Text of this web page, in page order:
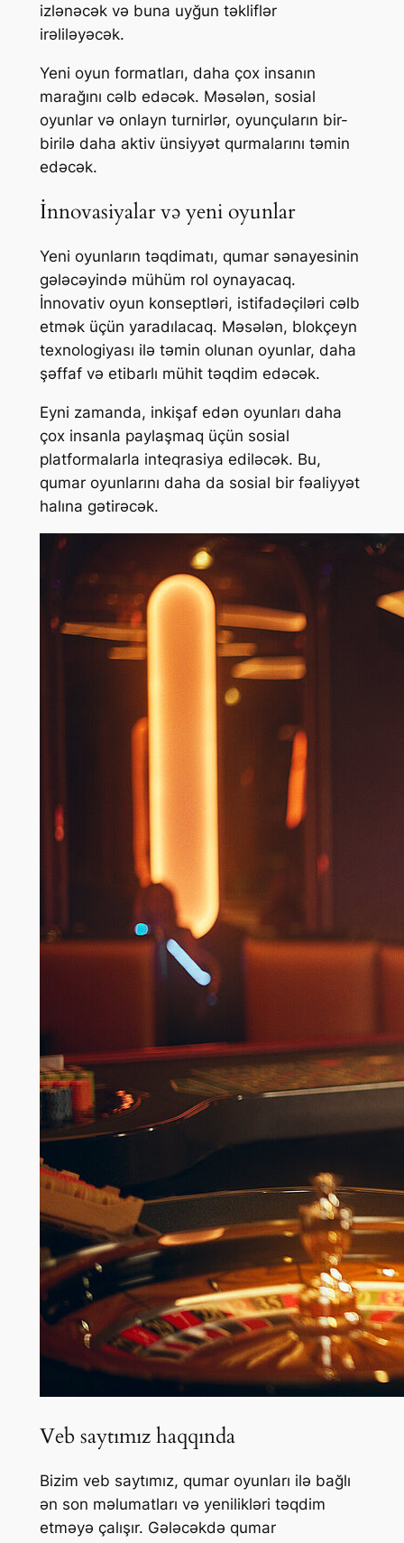
izlənəcək və buna uyğun təkliflər
irəliləyəcək.
Yeni oyun formatları, daha çox insanın
marağını cəlb edəcək. Məsələn, sosial
oyunlar və onlayn turnirlər, oyunçuların bir-
birilə daha aktiv ünsiyyət qurmalarını təmin
edəcək.
İnnovasiyalar və yeni oyunlar
Yeni oyunların təqdimatı, qumar sənayesinin
gələcəyində mühüm rol oynayacaq.
İnnovativ oyun konseptləri, istifadəçiləri cəlb
etmək üçün yaradılacaq. Məsələn, blokçeyn
texnologiyası ilə təmin olunan oyunlar, daha
şəffaf və etibarlı mühit təqdim edəcək.
Eyni zamanda, inkişaf edən oyunları daha
çox insanla paylaşmaq üçün sosial
platformalarla inteqrasiya ediləcək. Bu,
qumar oyunlarını daha da sosial bir fəaliyyət
halına gətirəcək.
Veb saytımız haqqında
Bizim veb saytımız, qumar oyunları ilə bağlı
ən son məlumatları və yenilikləri təqdim
etməyə çalışır. Gələcəkdə qumar